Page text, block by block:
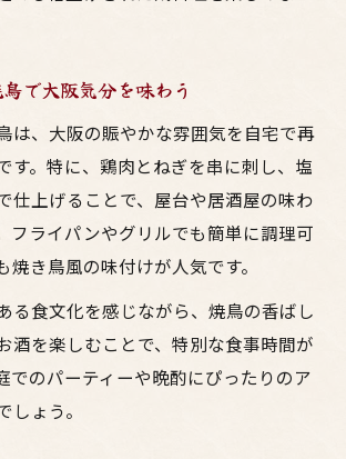
で大阪気分を味わう
は、大阪の賑やかな雰囲気を自宅で再
す。特に、鶏肉とねぎを串に刺し、塩
仕上げることで、屋台や居酒屋の味わ
フライパンやグリルでも簡単に調理可
焼き鳥風の味付けが人気です。
る食文化を感じながら、焼鳥の香ばし
酒を楽しむことで、特別な食事時間が
でのパーティーや晩酌にぴったりのア
しょう。